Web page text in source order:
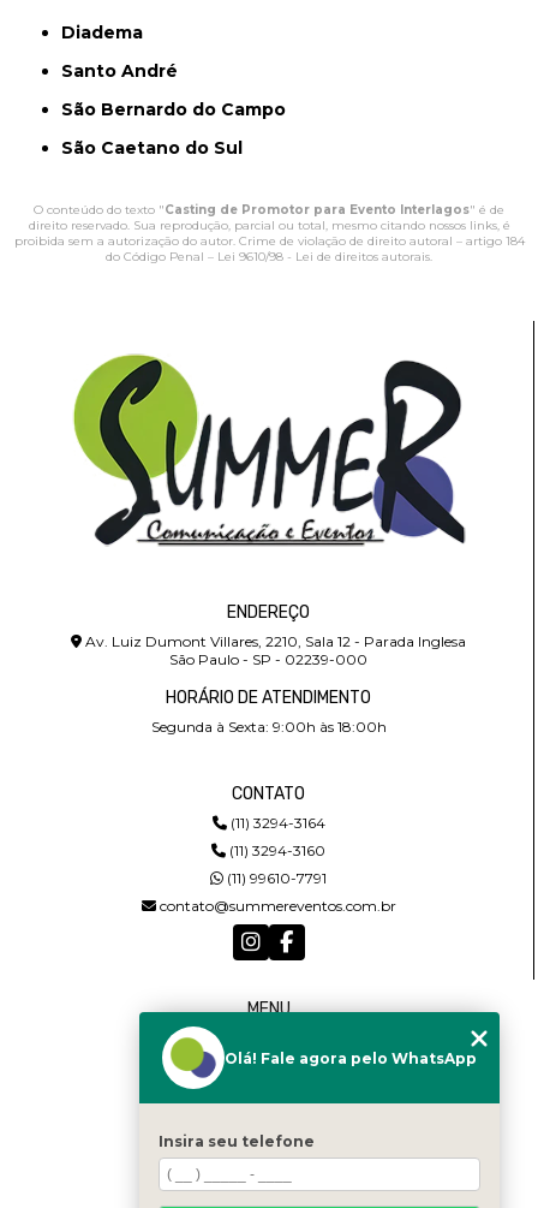
Diadema
Santo André
São Bernardo do Campo
São Caetano do Sul
O conteúdo do texto "Casting de Promotor para Evento Interlagos" é de
direito reservado. Sua reprodução, parcial ou total, mesmo citando nossos links, é
proibida sem a autorização do autor. Crime de violação de direito autoral – artigo 184
do Código Penal – Lei 9610/98 - Lei de direitos autorais.
ENDEREÇO
Av. Luiz Dumont Villares, 2210, Sala 12 - Parada Inglesa
São Paulo - SP - 02239-000
HORÁRIO DE ATENDIMENTO
Segunda à Sexta: 9:00h às 18:00h
CONTATO
(11) 3294-3164
(11) 3294-3160
(11) 99610-7791
contato@summereventos.com.br
MENU
QUEM SOMOS
CONTATO
CATEGORIAS
MAPA DO SITE
Olá! Fale agora pelo WhatsApp
Insira seu telefone